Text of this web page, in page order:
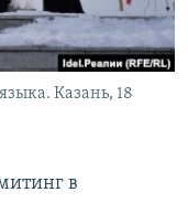
Казань, 18
в